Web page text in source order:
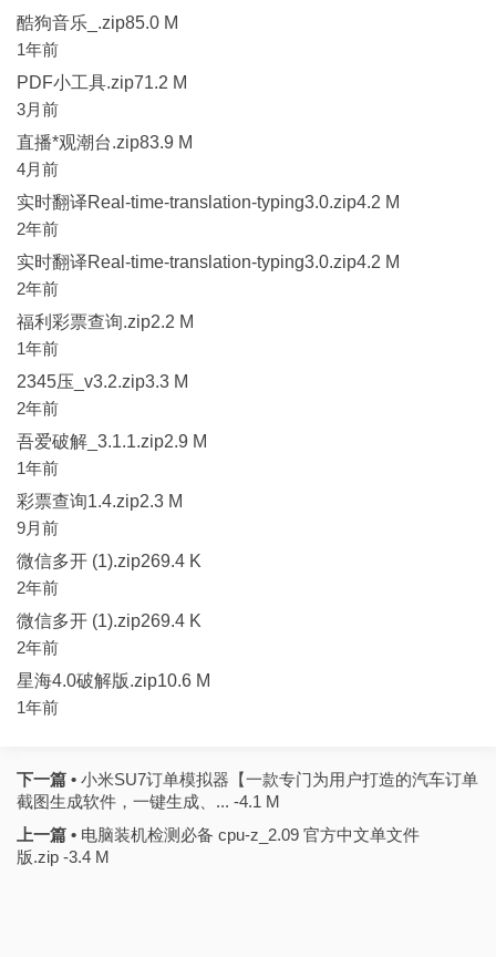
酷狗音乐_.zip85.0 M
1年前
PDF小工具.zip71.2 M
3月前
直播*观潮台.zip83.9 M
4月前
实时翻译Real-time-translation-typing3.0.zip4.2 M
2年前
实时翻译Real-time-translation-typing3.0.zip4.2 M
2年前
福利彩票查询.zip2.2 M
1年前
2345压_v3.2.zip3.3 M
2年前
吾爱破解_3.1.1.zip2.9 M
1年前
彩票查询1.4.zip2.3 M
9月前
微信多开 (1).zip269.4 K
2年前
微信多开 (1).zip269.4 K
2年前
星海4.0破解版.zip10.6 M
1年前
下一篇 • 小米SU7订单模拟器【一款专门为用户打造的汽车订单
截图生成软件，一键生成、... -4.1 M
上一篇 • 电脑装机检测必备 cpu-z_2.09 官方中文单文件
版.zip -3.4 M